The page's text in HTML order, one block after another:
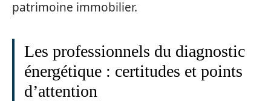
patrimoine immobilier.
Les professionnels du diagnostic
énergétique : certitudes et points
d’attention